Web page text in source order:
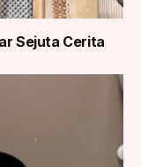
Sejuta Cerita